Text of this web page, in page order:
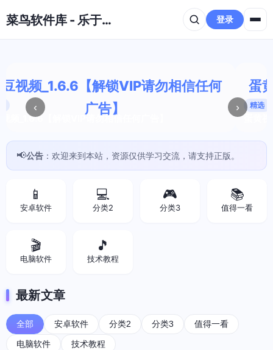
菜鸟软件库 - 乐于分享免费资源平台 登录
蛋黄视频_1.0.4【解锁VIP请勿相信任何
精选
蛋黄视频_1.0.4【解锁VIP请勿相信任何广告】
‹ ›
📢公告 ：欢迎来到本站，资源仅供学习交流，请支持正版。
📱
安卓软件
💻
分类2
🎮
分类3
📚
值得一看
🎬
电脑软件
🎵
技术教程
最新文章
全部 安卓软件 分类2 分类3 值得一看
电脑软件 技术教程